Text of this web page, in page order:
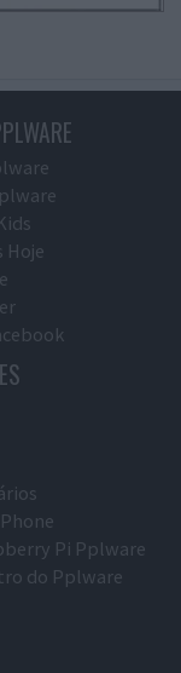
Hoje
Pi Pplware
do Pplware